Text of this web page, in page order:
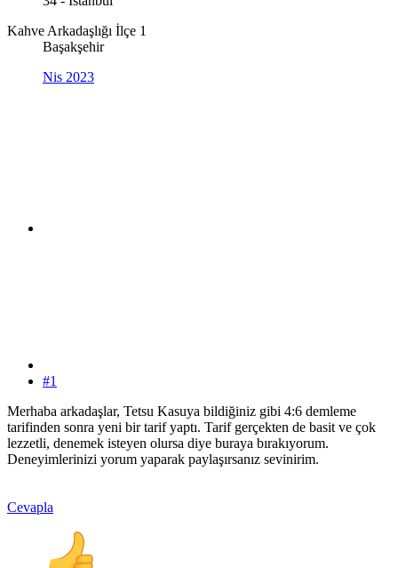
Kahve Arkadaşlığı İlçe 1
Başakşehir
Nis 2023
#1
Merhaba arkadaşlar, Tetsu Kasuya bildiğiniz gibi 4:6 demleme
tarifinden sonra yeni bir tarif yaptı. Tarif gerçekten de basit ve çok
lezzetli, denemek isteyen olursa diye buraya bırakıyorum.
Deneyimlerinizi yorum yaparak paylaşırsanız sevinirim.
Cevapla